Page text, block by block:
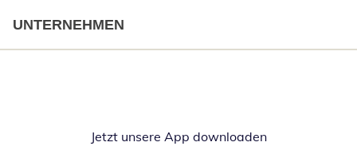
UNTERNEHMEN
Jetzt unsere App downloadenÖffnet in